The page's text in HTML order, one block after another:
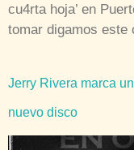
cu4rta hoja’ en
tomar digamos
Jerry Rivera marca
nuevo disco